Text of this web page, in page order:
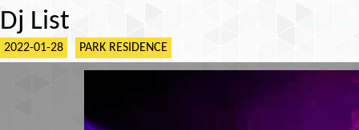
Dj List
2022-01-28 PARK RESIDENCE